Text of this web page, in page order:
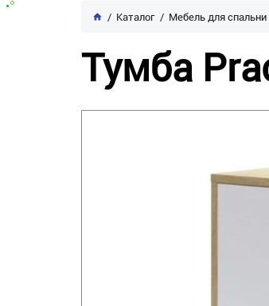
Каталог Мебель для спальни
Тумба